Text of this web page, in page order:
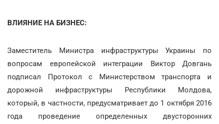
ВЛИЯНИЕ НА БИЗНЕС:
Заместитель Министра инфраструктуры Украины по
вопросам европейской интеграции Виктор Довгань
подписал Протокол с Министерством транспорта и
дорожной инфраструктуры Республики Молдова,
который, в частности, предусматривает до 1 октября 2016
года проведение определенных двусторонних